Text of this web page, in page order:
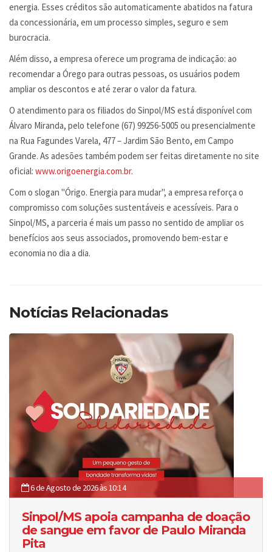
energia. Esses créditos são automaticamente abatidos na fatura
da concessionária, em um processo simples, seguro e sem
burocracia.
Além disso, a empresa oferece um programa de indicação: ao
recomendar a Órego para outras pessoas, os usuários podem
ampliar os descontos e até zerar o valor da fatura.
O atendimento para os filiados do Sinpol/MS está disponível com
Álvaro Miranda, pelo telefone (67) 99256-5005 ou presencialmente
na Rua Fagundes Varela, 477 – Jardim São Bento, em Campo
Grande. As adesões também podem ser feitas diretamente no site
oficial: www.origoenergia.com.br.
Com o slogan "Órigo. Energia para mudar", a empresa reforça o
compromisso com soluções sustentáveis e acessíveis. Para o
Sinpol/MS, a parceria é mais um passo no sentido de ampliar os
benefícios aos seus associados, promovendo bem-estar e
economia no dia a dia.
Notícias Relacionadas
6 de Agosto de 2026 às 10:14
Sinpol/MS apoia campanha de doação
de sangue em favor de Paulo Miranda
Pita